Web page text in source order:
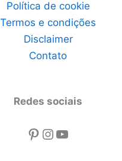
Política de cookie
Termos e condições
Disclaimer
Contato
Redes sociais
Pinterest
Instagram
Youtube